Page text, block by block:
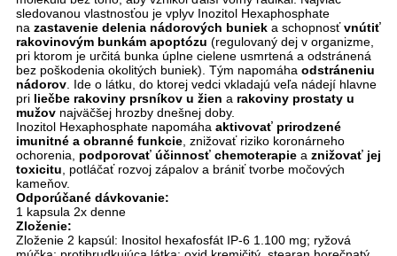
sledovanou vlastnosťou je vplyv Inozitol Hexaphosphate
na zastavenie delenia nádorových buniek a schopnosťvnútiť
rakovinovým bunkám apoptózu (regulovaný dej v organizme,
pri ktorom je určitá bunka úplne cielene usmrtená a odstránená
bez poškodenia okolitých buniek). Tým napomáha odstráneniu
nádorov. Ide o látku, do ktorej vedci vkladajú veľa nádejí hlavne
pri liečbe rakoviny prsníkov u žien a rakoviny prostaty u
mužov najväčšej hrozby dnešnej doby.
Inozitol Hexaphosphate napomáha aktivovať prirodzené
imunitné a obranné funkcie, znižovať riziko koronárneho
ochorenia, podporovať účinnosť chemoterapie a znižovať jej
toxicitu, potláčať rozvoj zápalov a brániť tvorbe močových
kameňov.
Odporúčané dávkovanie:
1 kapsula 2x denne
Zloženie:
Zloženie 2 kapsúl: Inositol hexafosfát IP-6 1.100 mg; ryžová